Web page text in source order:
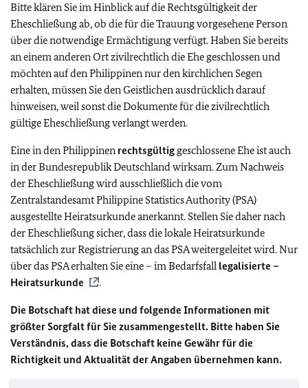
Bitte klären Sie im Hinblick auf die Rechtsgültigkeit der
Eheschließung ab, ob die für die Trauung vorgesehene Person
über die notwendige Ermächtigung verfügt. Haben Sie bereits
an einem anderen Ort zivilrechtlich die Ehe geschlossen und
möchten auf den Philippinen nur den kirchlichen Segen
erhalten, müssen Sie den Geistlichen ausdrücklich darauf
hinweisen, weil sonst die Dokumente für die zivilrechtlich
gültige Eheschließung verlangt werden.
Eine in den Philippinen rechtsgültig geschlossene Ehe ist auch
in der Bundesrepublik Deutschland wirksam. Zum Nachweis
der Eheschließung wird ausschließlich die vom
Zentralstandesamt Philippine Statistics Authority (PSA)
ausgestellte Heiratsurkunde anerkannt. Stellen Sie daher nach
der Eheschließung sicher, dass die lokale Heiratsurkunde
tatsächlich zur Registrierung an das PSA weitergeleitet wird. Nur
über das PSA erhalten Sie eine – im Bedarfsfall legalisierte –
Heiratsurkunde
.
Die Botschaft hat diese und folgende Informationen mit
größter Sorgfalt für Sie zusammengestellt. Bitte haben Sie
Verständnis, dass die Botschaft keine Gewähr für die
Richtigkeit und Aktualität der Angaben übernehmen kann.